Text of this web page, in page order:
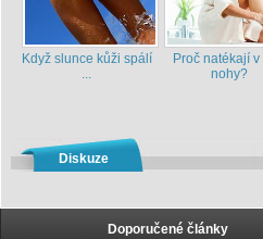
Když slunce kůži spálí
...
Proč natékají v
nohy?
Diskuze
Doporučené články